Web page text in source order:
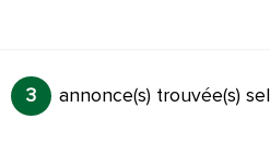
3 annonce(s) trouvée(s)